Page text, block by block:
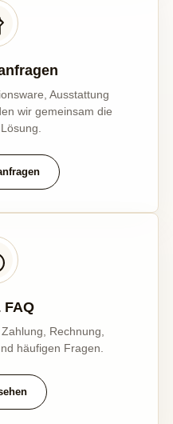
Ausstattung
wir gemeinsam die
FAQ
Rechnung,
häufigen Fragen.